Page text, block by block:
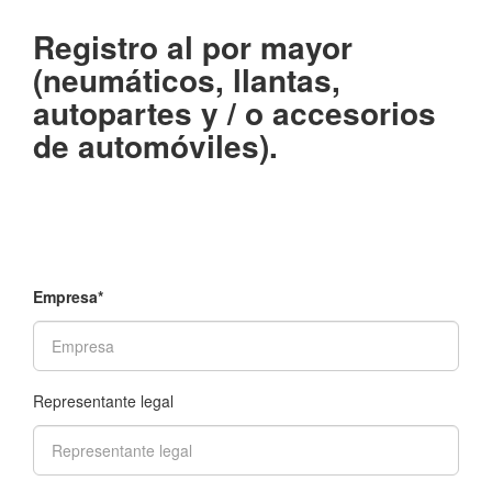
Registro al por mayor
(neumáticos, llantas,
autopartes y / o accesorios
de automóviles).
Empresa*
Representante legal